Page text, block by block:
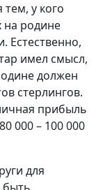
у кого
на родине
Естественно,
имел смысл,
должен
стерлингов.
прибыль
000 – 100 000
для